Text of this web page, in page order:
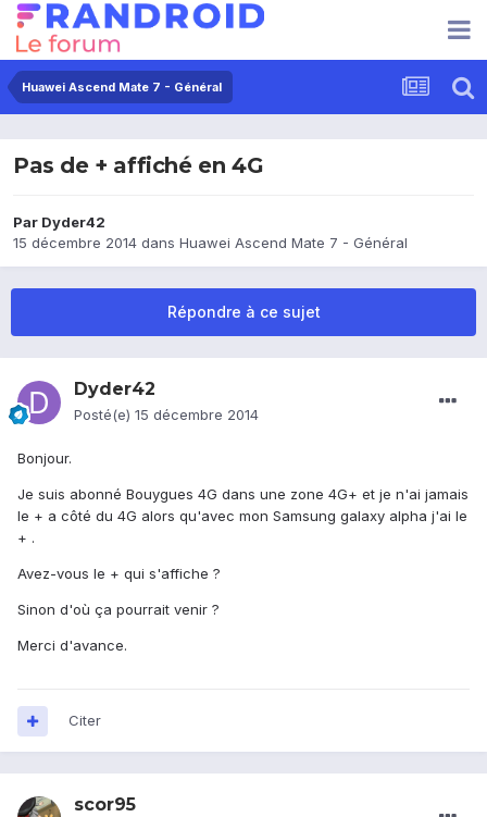
Huawei Ascend Mate 7 - Général
Pas de + affiché en 4G
Par Dyder42
15 décembre 2014 dans Huawei Ascend Mate 7 - Général
Répondre à ce sujet
Dyder42
Posté(e) 15 décembre 2014
Bonjour.
Je suis abonné Bouygues 4G dans une zone 4G+ et je n'ai jamais
le + a côté du 4G alors qu'avec mon Samsung galaxy alpha j'ai le
+ .
Avez-vous le + qui s'affiche ?
Sinon d'où ça pourrait venir ?
Merci d'avance.
Citer
scor95